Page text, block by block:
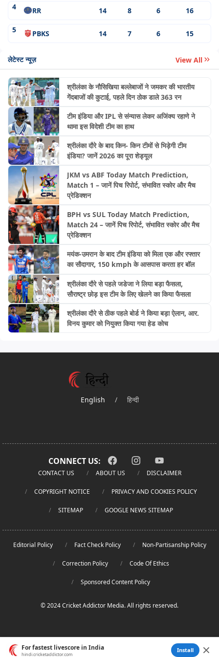
4 RR 14 8 6 16
5 PBKS 14 7 6 15
लेटेस्ट न्यूज़ View All
श्रीलंका के नौसिखिया बल्लेबाजों ने जमकर की भारतीय
गेंदबाजों की कुटाई, पहले दिन ठोक डाले 363 रन
टीम इंडिया और IPL से संन्यास लेकर अजिंक्य रहाणे ने
थामा इस विदेशी टीम का हाथ
श्रीलंका दौरे के बाद किन- किन टीमों से भिड़ेगी टीम
इंडिया? जानें 2026 का पूरा शेड्यूल
JKM vs ABF Today Match Prediction,
Match 1 – जानें पिच रिपोर्ट, संभावित स्कोर और मैच
प्रेडिक्शन
BPH vs SUL Today Match Prediction,
Match 24 – जानें पिच रिपोर्ट, संभावित स्कोर और मैच
प्रेडिक्शन
मयंक-उमरान के बाद टीम इंडिया को मिला एक और रफ्तार
का सौदागार, 150 kmph के आसपास करता हर बॉल
श्रीलंका दौरे से पहले जडेजा ने लिया बड़ा फैसला,
सौराष्ट्र छोड़ इस टीम के लिए खेलने का किया फैसला
श्रीलंका दौरे से ठीक पहले बोर्ड ने किया बड़ा ऐलान, आर.
विनय कुमार को नियुक्त किया गया हेड कोच
English / हिन्दी
CONNECT US:
CONTACT US ABOUT US DISCLAIMER
COPYRIGHT NOTICE PRIVACY AND COOKIES POLICY
SITEMAP GOOGLE NEWS SITEMAP
Editorial Policy Fact Check Policy Non-Partisanship Policy
Correction Policy Code Of Ethics
Sponsored Content Policy
© 2024 Cricket Addictor Media. All rights reserved.
For fastest livescore in India
hindi.cricketaddictor.com
Install